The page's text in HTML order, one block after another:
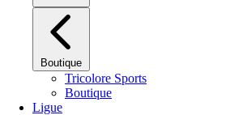
Boutique
Tricolore Sports
Boutique
Ligue